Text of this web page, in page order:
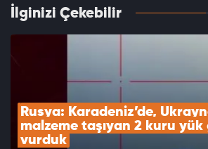
İlginizi Çekebilir
Rusya: Karadeniz’de,
malzeme taşıyan 2 kuru yük
vurduk